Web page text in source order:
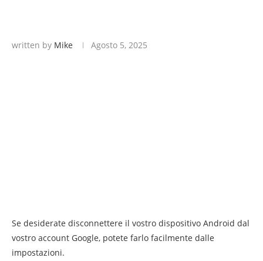
written by Mike Agosto 5, 2025
Se desiderate disconnettere il vostro dispositivo Android dal
vostro account Google, potete farlo facilmente dalle
impostazioni.